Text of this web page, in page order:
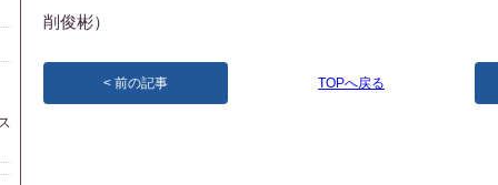
削俊彬）
前の記事 TOPへ戻る